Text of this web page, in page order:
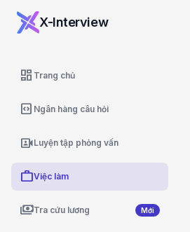
X-Interview
dashboard Trang chủ
code_blocks Ngân hàng câu hỏi
video_camera_frontLuyện tập phỏng vấn
workViệc làm
paymentsTra cứu lương Mới